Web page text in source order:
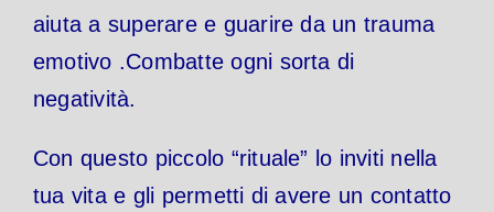
aiuta a superare e guarire da un trauma
emotivo .Combatte ogni sorta di
negatività.
Con questo piccolo “rituale” lo inviti nella
tua vita e gli permetti di avere un contatto